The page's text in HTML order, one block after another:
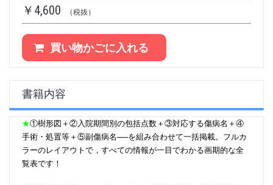
￥4,600 （税抜）
買い物かごに入れる
書籍内容
★①樹形図＋②入院期間別の包括点数＋③対応する傷病名＋④
手術・処置等＋⑤副傷病名──を組み合わせて一括掲載。フルカ
ラーのレイアウトで，すべての情報が一目でわかる画期的な全
覧表です！